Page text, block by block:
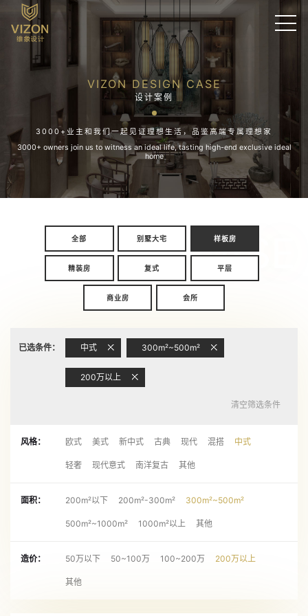
VIZON DESIGN CASE
设计案例
3000+业主和我们一起见证理想生活，品鉴高端专属理想家
3000+ owners join us to witness an ideal life, tasting high-end exclusive ideal
home
CASE
全部 别墅大宅 样板房
精装房 复式 平层
商业房 会所
已选条件： 中式 300m²~500m²
200万以上
清空筛选条件
风格： 欧式 美式 新中式 古典 现代 混搭 中式
轻奢 现代意式 南洋复古 其他
面积： 200m²以下 200m²-300m² 300m²~500m²
500m²~1000m² 1000m²以上 其他
造价： 50万以下 50~100万 100~200万 200万以上
其他